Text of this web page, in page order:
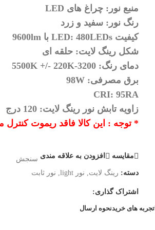
منبع نور: چراغ های LED
رنگ نور: سفید و زرد
کیفیت LED: 480LEDs با 9600lm
شکل رینگ لایت: حلقه ای
دمای رنگ: 3200-5500K +/- 220K
برق مصرفی: 98W
CRI: 95RA
زاویه تابش نور رینگ لایت: 120 درج
* توجه : این کالا فاقد ریموت کنترل
مقايسه افزودن به علاقه مندی سنجش
دسته: رینگ لایت, نور light , نور ثابت
اشتراک گذاری:
تجربه های خریدنحوه ارسال